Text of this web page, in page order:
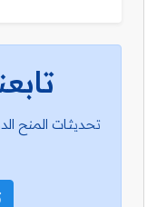
تحديثات المنح